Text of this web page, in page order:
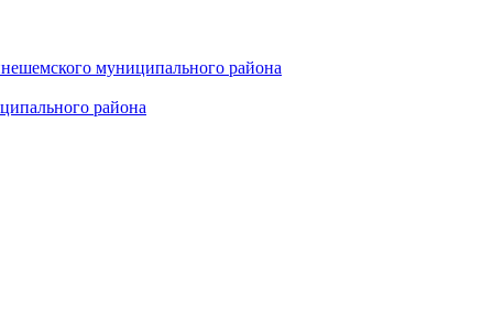
муниципального района
района